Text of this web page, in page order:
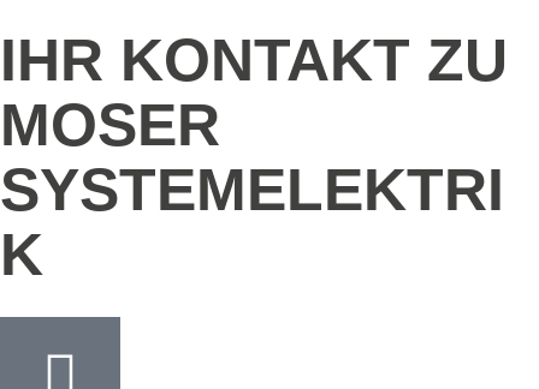
IHR KONTAKT ZU
MOSER
SYSTEMELEKTRI
K